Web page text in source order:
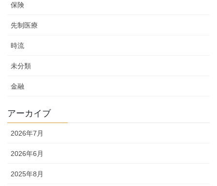
保険
先制医療
時流
未分類
金融
アーカイブ
2026年7月
2026年6月
2025年8月